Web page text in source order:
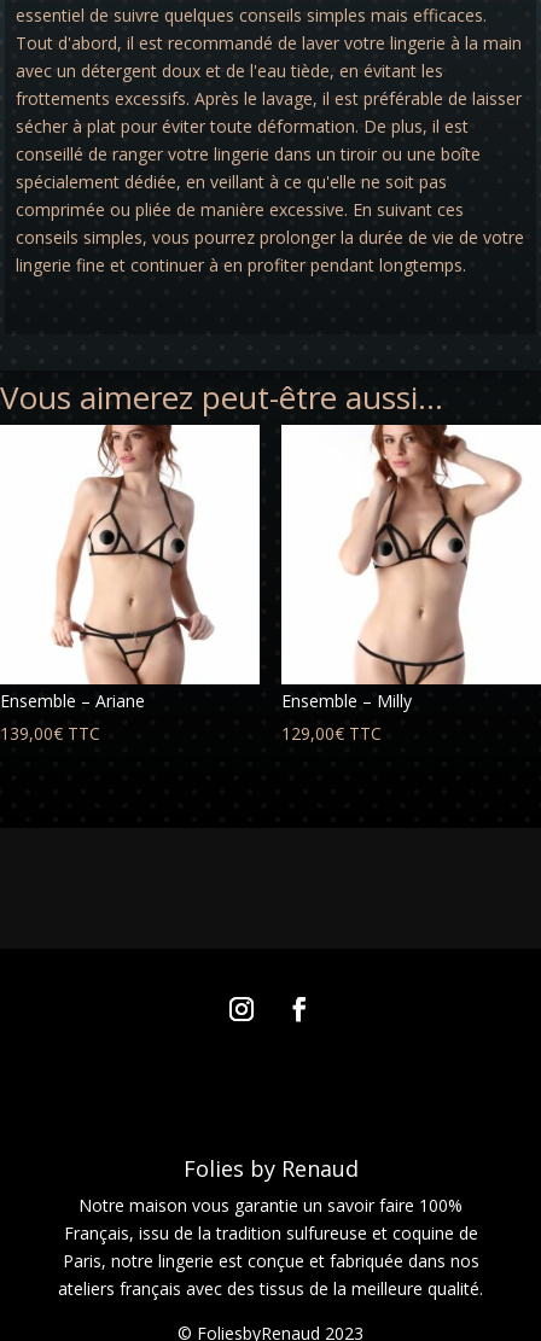
essentiel de suivre quelques conseils simples mais efficaces.
Tout d'abord, il est recommandé de laver votre lingerie à la main
avec un détergent doux et de l'eau tiède, en évitant les
frottements excessifs. Après le lavage, il est préférable de laisser
sécher à plat pour éviter toute déformation. De plus, il est
conseillé de ranger votre lingerie dans un tiroir ou une boîte
spécialement dédiée, en veillant à ce qu'elle ne soit pas
comprimée ou pliée de manière excessive. En suivant ces
conseils simples, vous pourrez prolonger la durée de vie de votre
lingerie fine et continuer à en profiter pendant longtemps.
Vous aimerez peut-être aussi…
Ensemble – Ariane
139,00€ TTC
Ensemble – Milly
129,00€ TTC
Folies by Renaud
Notre maison vous garantie un savoir faire 100%
Français, issu de la tradition sulfureuse et coquine de
Paris, notre lingerie est conçue et fabriquée dans nos
ateliers français avec des tissus de la meilleure qualité.
© FoliesbyRenaud 2023